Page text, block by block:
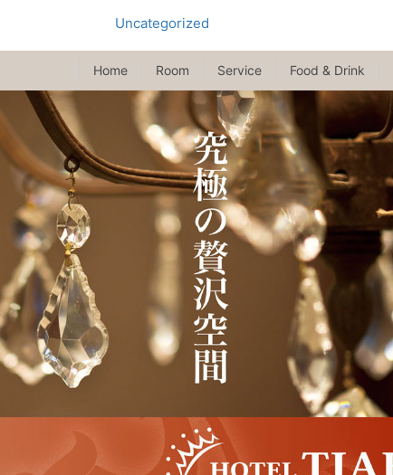
Uncategorized
Home Room Service Food & Drink